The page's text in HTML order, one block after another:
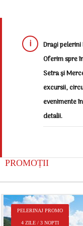
Dragi pelerini
Oferim spre
Setra și
excursii,
evenimente
detalii.
PROMOȚII
PELERINAJ PROMO
4 ZILE / 3 NOPTI